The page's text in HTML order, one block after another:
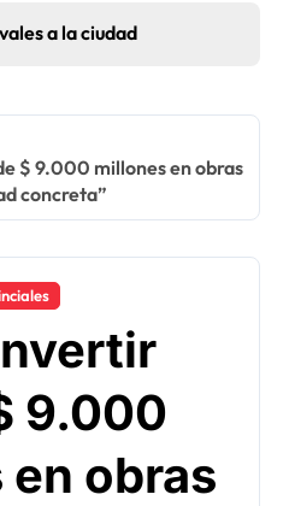
a la ciudad
$ 9.000 millones en obras
concreta”
9.000
obras